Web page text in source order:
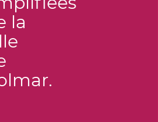
la